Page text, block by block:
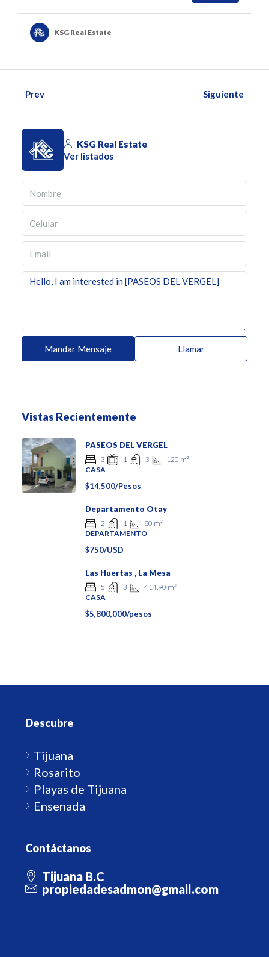
KSG Real Estate
Prev Siguiente
KSG Real Estate
Ver listados
Mandar Mensaje Llamar
Vistas Recientemente
PASEOS DEL VERGEL
3 1 3 120 m²
CASA
$14,500/Pesos
Departamento Otay
2 1 80 m²
DEPARTAMENTO
$750/USD
Las Huertas , La Mesa
5 3 414.90 m²
CASA
$5,800,000/pesos
Descubre
Tijuana
Rosarito
Playas de Tijuana
Ensenada
Contáctanos
Tijuana B.C
propiedadesadmon@gmail.com